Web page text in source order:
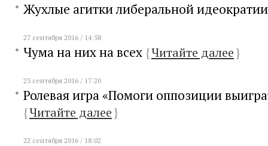
Жухлые агитки либеральной
27 сентября 2016 / 14:58
Чума на них на всех {Читайте далее}
23 сентября 2016 / 17:20
Ролевая игра «Помоги оппозиции
{Читайте далее}
22 сентября 2016 / 18:02